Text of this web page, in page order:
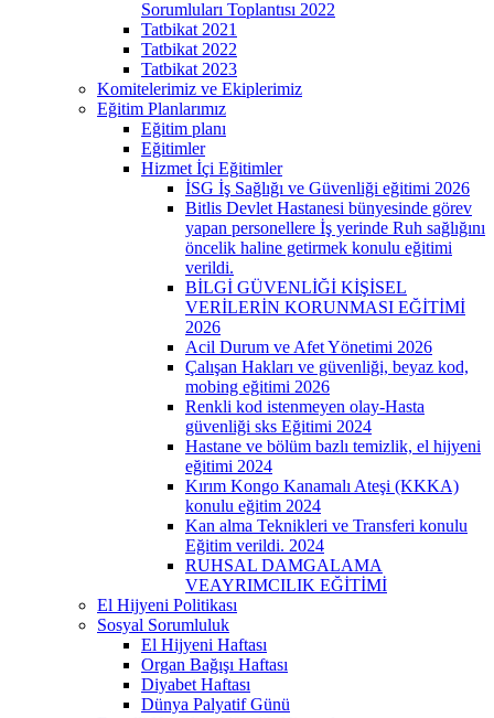
Sorumluları Toplantısı 2022
Tatbikat 2021
Tatbikat 2022
Tatbikat 2023
Komitelerimiz ve Ekiplerimiz
Eğitim Planlarımız
Eğitim planı
Eğitimler
Hizmet İçi Eğitimler
İSG İş Sağlığı ve Güvenliği eğitimi 2026
Bitlis Devlet Hastanesi bünyesinde görev
yapan personellere İş yerinde Ruh sağlığını
öncelik haline getirmek konulu eğitimi
verildi.
BİLGİ GÜVENLİĞİ KİŞİSEL
VERİLERİN KORUNMASI EĞİTİMİ
2026
Acil Durum ve Afet Yönetimi 2026
Çalışan Hakları ve güvenliği, beyaz kod,
mobing eğitimi 2026
Renkli kod istenmeyen olay-Hasta
güvenliği sks Eğitimi 2024
Hastane ve bölüm bazlı temizlik, el hijyeni
eğitimi 2024
Kırım Kongo Kanamalı Ateşi (KKKA)
konulu eğitim 2024
Kan alma Teknikleri ve Transferi konulu
Eğitim verildi. 2024
RUHSAL DAMGALAMA
VEAYRIMCILIK EĞİTİMİ
El Hijyeni Politikası
Sosyal Sorumluluk
El Hijyeni Haftası
Organ Bağışı Haftası
Diyabet Haftası
Dünya Palyatif Günü